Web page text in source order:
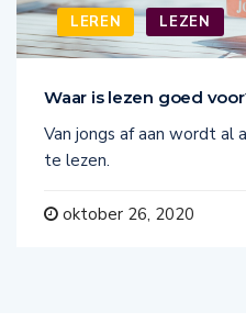
Van jongs af aan wordt al
te lezen.